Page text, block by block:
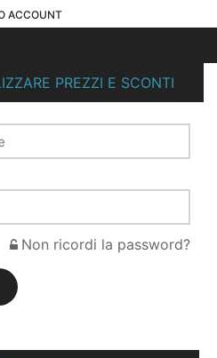
ACCOUNT
PREZZI E SCONTI
Non ricordi la password?